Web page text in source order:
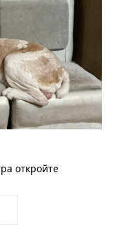
откройте